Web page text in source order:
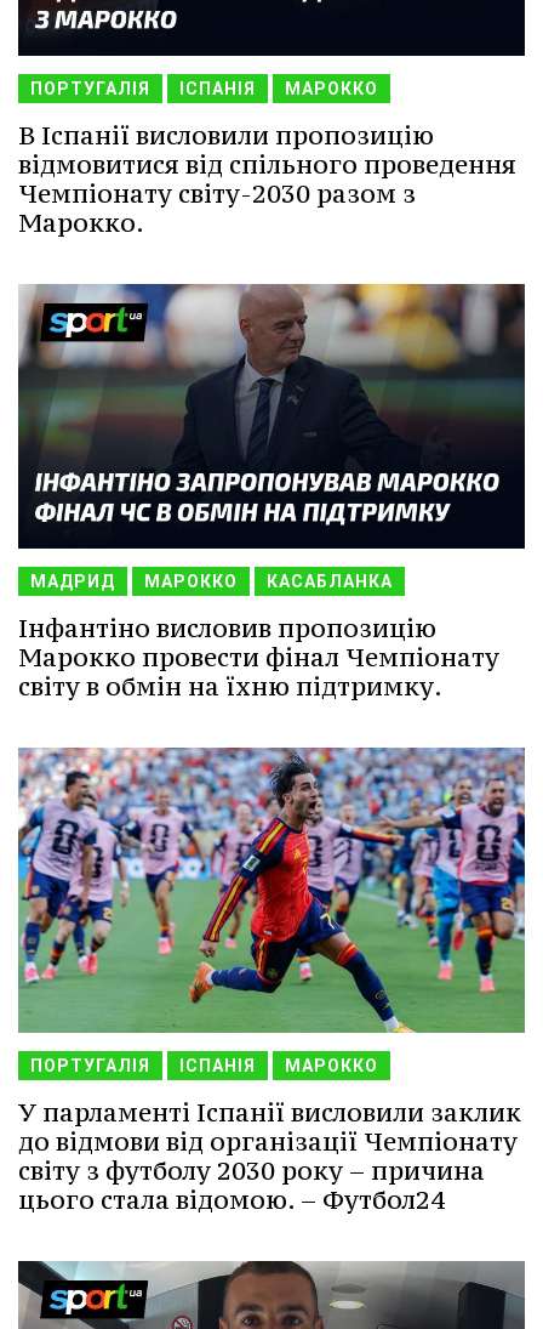
ПОРТУГАЛІЯ ІСПАНІЯ МАРОККО
В Іспанії висловили пропозицію
відмовитися від спільного проведення
Чемпіонату світу-2030 разом з
Марокко.
МАДРИД МАРОККО КАСАБЛАНКА
Інфантіно висловив пропозицію
Марокко провести фінал Чемпіонату
світу в обмін на їхню підтримку.
ПОРТУГАЛІЯ ІСПАНІЯ МАРОККО
У парламенті Іспанії висловили заклик
до відмови від організації Чемпіонату
світу з футболу 2030 року – причина
цього стала відомою. – Футбол24